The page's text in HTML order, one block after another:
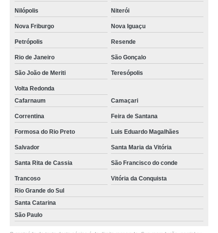
empresa de calibração de equipamentos para laboratório petroquímica
Valparaíso de Goiás
empresa de calibração de equipamentos de indústrias Uberaba
profissional para calibração de equipamentos para medição Carapicuíba
calibração de equipamentos laboratoriais preço São João de Meriti
calibração de equipamentos de laboratório Itaboraí
empresa de calibração de equipamentos industriais Campos dos
Goytacazes
calibração de equipamentos de indústrias Teresópolis
empresa de calibração de equipamentos laboratoriais Campina Grande do
Sul
calibração de equipamentos volumétricos Caieiras
empresa de calibração de equipamentos volumétricos Colombo
empresa de calibração de equipamentos para medição Águas Claras
profissional para calibração de equipamentos de medição Águas Claras
Nilópolis Niterói
Nova Friburgo Nova Iguaçu
Petrópolis Resende
Rio de Janeiro São Gonçalo
São João de Meriti Teresópolis
Volta Redonda
Cafarnaum
Camaçari
Correntina Feira de Santana
Formosa do Rio Preto Luis Eduardo Magalhães
Salvador Santa Maria da Vitória
Santa Rita de Cassia São Francisco do conde
Trancoso
Vitória da Conquista
Rio Grande do Sul
Santa Catarina
São Paulo